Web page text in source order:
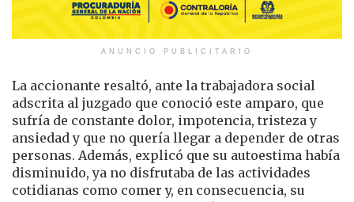
ANUNCIO PUBLICITARIO
La accionante resaltó, ante la trabajadora social
adscrita al juzgado que conoció este amparo, que
sufría de constante dolor, impotencia, tristeza y
ansiedad y que no quería llegar a depender de otras
personas. Además, explicó que su autoestima había
disminuido, ya no disfrutaba de las actividades
cotidianas como comer y, en consecuencia, su